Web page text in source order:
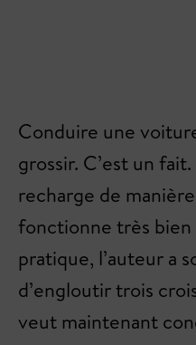
Conduire une
grossir. C’est un
recharge de
fonctionne très bien
pratique, l’auteur a
d’engloutir trois
veut maintenant